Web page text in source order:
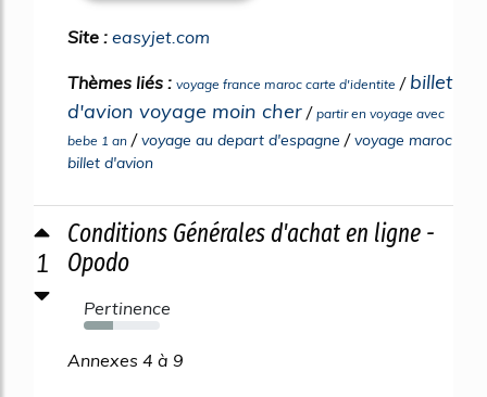
Site : easyjet.com
Thèmes liés : voyage france maroc carte d'identite / billet
d'avion voyage moin cher / partir en voyage avec
bebe 1 an /voyage au depart d'espagne /voyage maroc
billet d'avion
1
Conditions Générales d'achat en ligne -
Opodo
Pertinence
38%
Annexes 4 à 9